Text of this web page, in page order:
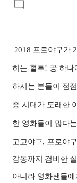
문
글
2018 프로야구가
히는 혈투! 공 하나
하시는 분들이 점
중 시대가 도래한
한 영화들이 많다
고교야구, 프로야
감동까지 겸비한
아니라 영화팬들